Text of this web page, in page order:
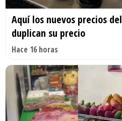
Aquí los nuevos precios
duplican su precio
Hace 16 horas